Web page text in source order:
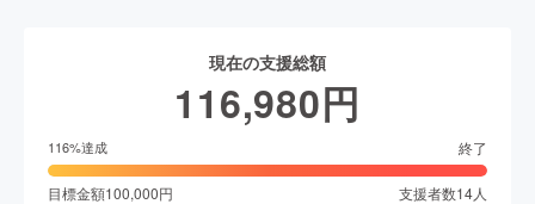
現在の支援総額
116,980円
116%達成 終了
目標金額100,000円 支援者数14人